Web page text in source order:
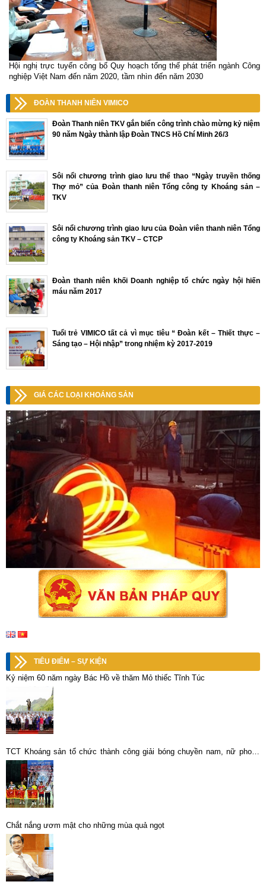
Hội nghị trực tuyến công bố Quy hoạch tổng thế phát triển ngành Công
nghiệp Việt Nam đến năm 2020, tầm nhìn đến năm 2030
ĐOÀN THANH NIÊN VIMICO
Đoàn Thanh niên TKV gắn biển công trình chào mừng kỷ niệm
90 năm Ngày thành lập Đoàn TNCS Hồ Chí Minh 26/3
Sôi nổi chương trình giao lưu thể thao “Ngày truyền thống
Thợ mỏ” của Đoàn thanh niên Tổng công ty Khoáng sản –
TKV
Sôi nổi chương trình giao lưu của Đoàn viên thanh niên Tổng
công ty Khoáng sản TKV – CTCP
Đoàn thanh niên khối Doanh nghiệp tổ chức ngày hội hiến
máu năm 2017
Tuổi trẻ VIMICO tất cả vì mục tiêu “ Đoàn kết – Thiết thực –
Sáng tạo – Hội nhập” trong nhiệm kỳ 2017-2019
GIÁ CÁC LOẠI KHOÁNG SẢN
TIÊU ĐIỂM – SỰ KIỆN
Kỷ niệm 60 năm ngày Bác Hồ về thăm Mỏ thiếc Tĩnh Túc
TCT Khoáng sản tổ chức thành công giải bóng chuyền nam, nữ phong
trào năm 2014
Chắt nắng ươm mật cho những mùa quả ngọt